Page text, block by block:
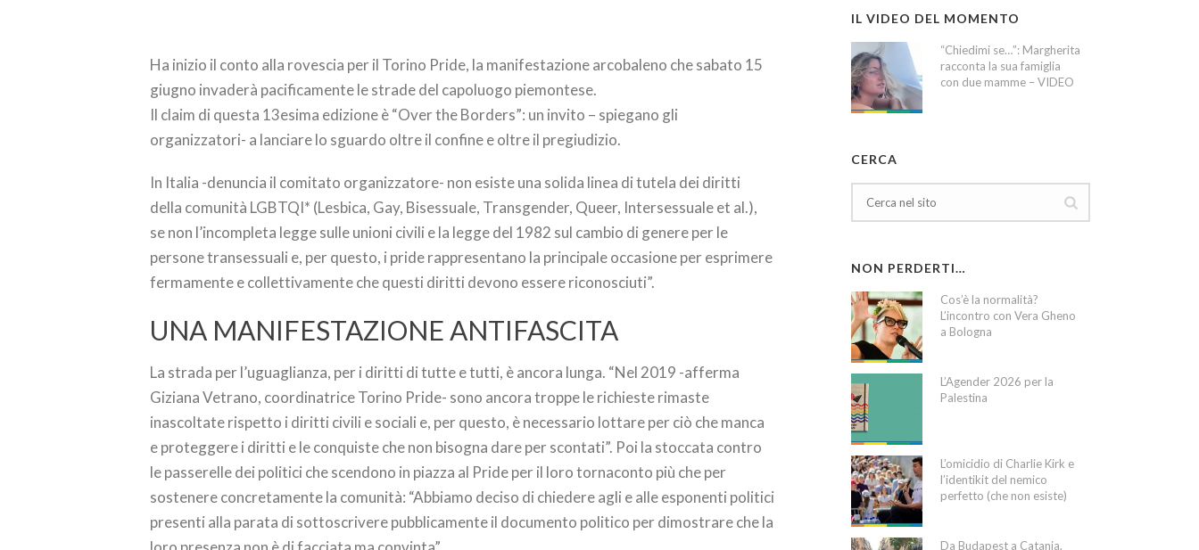
Ha inizio il conto alla rovescia per il Torino Pride, la manifestazione arcobaleno che sabato 15
giugno invaderà pacificamente le strade del capoluogo piemontese.
Il claim di questa 13esima edizione è “Over the Borders”: un invito – spiegano gli
organizzatori- a lanciare lo sguardo oltre il confine e oltre il pregiudizio.
In Italia -denuncia il comitato organizzatore- non esiste una solida linea di tutela dei diritti
della comunità LGBTQI* (Lesbica, Gay, Bisessuale, Transgender, Queer, Intersessuale et al.),
se non l’incompleta legge sulle unioni civili e la legge del 1982 sul cambio di genere per le
persone transessuali e, per questo, i pride rappresentano la principale occasione per esprimere
fermamente e collettivamente che questi diritti devono essere riconosciuti”.
UNA MANIFESTAZIONE ANTIFASCITA
La strada per l’uguaglianza, per i diritti di tutte e tutti, è ancora lunga. “Nel 2019 -afferma
Giziana Vetrano, coordinatrice Torino Pride- sono ancora troppe le richieste rimaste
inascoltate rispetto i diritti civili e sociali e, per questo, è necessario lottare per ciò che manca
e proteggere i diritti e le conquiste che non bisogna dare per scontati”. Poi la stoccata contro
le passerelle dei politici che scendono in piazza al Pride per il loro tornaconto più che per
sostenere concretamente la comunità: “Abbiamo deciso di chiedere agli e alle esponenti politici
presenti alla parata di sottoscrivere pubblicamente il documento politico per dimostrare che la
IL VIDEO DEL MOMENTO
“Chiedimi se…”: Margherita
racconta la sua famiglia
con due mamme – VIDEO
CERCA
NON PERDERTI…
Cos’è la normalità?
L’incontro con Vera Gheno
a Bologna
L’Agender 2026 per la
Palestina
L’omicidio di Charlie Kirk e
l’identikit del nemico
perfetto (che non esiste)
Da Budapest a Catania,